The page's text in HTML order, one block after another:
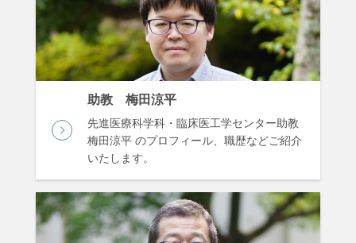
助教 梅田涼平
先進医療科学科・臨床医工学センター助教
梅田涼平 のプロフィール、職歴などご紹介
いたします。